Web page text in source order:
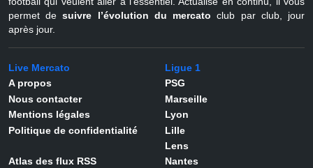
permet desuivre l’évolution du mercato club par club, jour
après jour.
Live Mercato
A propos
Nous contacter
Mentions légales
Politique de confidentialité
Atlas des flux RSS
Ligue 1
PSG
Marseille
Lyon
Lille
Lens
Nantes